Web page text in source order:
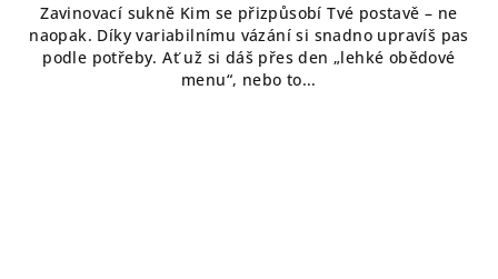
Zavinovací sukně Kim se přizpůsobí Tvé postavě – ne
naopak. Díky variabilnímu vázání si snadno upravíš pas
podle potřeby. Ať už si dáš přes den „lehké obědové
menu“, nebo to...